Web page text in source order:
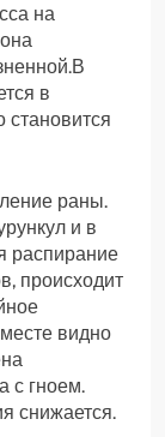
на
в
становится
раны.
и в
распирание
происходит
видно
с гноем.
снижается.